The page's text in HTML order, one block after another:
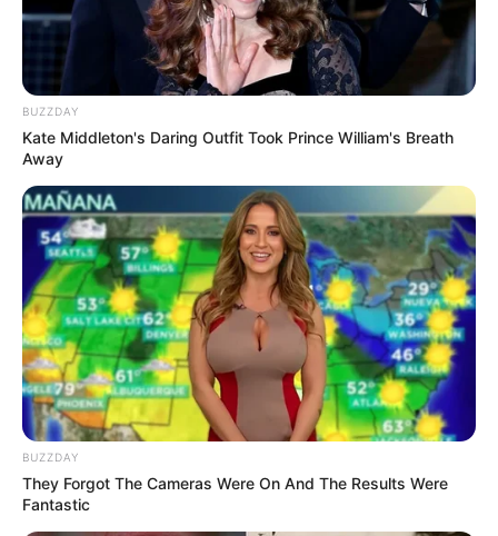
10 Desain Kanopi Tempat
Tidur, Serasa Beristirahat di
Kamar Raja
Tampil Lebih Modern, 7 Potret
Hasil Renovasi Rumah Berusia
90 Tahun
BUZZDAY
Kate Middleton's Daring Outfit Took Prince William's Breath
Away
BUZZDAY
They Forgot The Cameras Were On And The Results Were
Fantastic